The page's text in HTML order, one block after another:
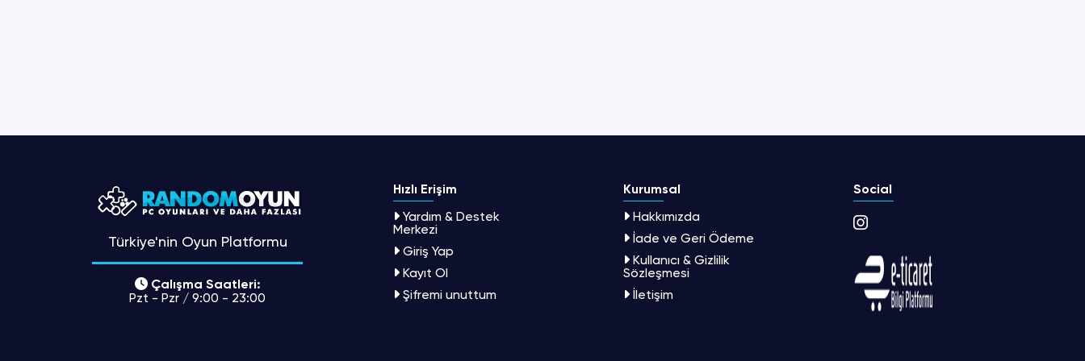
Türkiye'nin Oyun Platformu
Çalışma Saatleri:
Pzt - Pzr / 9:00 - 23:00
Hızlı Erişim
Yardım & Destek
Merkezi
Giriş Yap
Kayıt Ol
Şifremi unuttum
Kurumsal
Hakkımızda
İade ve Geri Ödeme
Kullanıcı & Gizlilik
Sözleşmesi
İletişim
Social